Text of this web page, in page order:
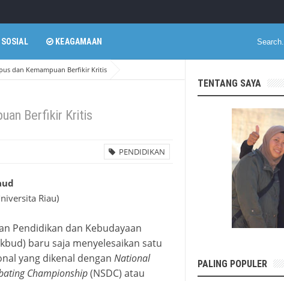
SOSIAL KEAGAMAAN
dan Kemampuan Berfikir Kritis
Berfikir Kritis
PENDIDIKAN
Riau)
Pendidikan dan Kebudayaan
baru saja menyelesaikan satu
yang dikenal dengan National
Championship(NSDC) atau
TENTANG SAYA
PALING POPULER